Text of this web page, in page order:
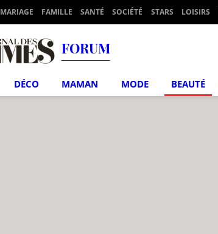
MARIAGE FAMILLE SANTÉ SOCIÉTÉ STARS LOISIRS
FORUM
DÉCO MAMAN MODE BEAUTÉ